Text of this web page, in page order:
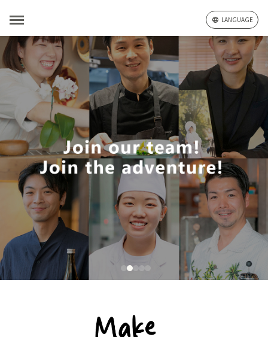
LANGUAGE
ALOHA TABLE
詳しくはこちら
BALCON TOKYO 東京・六本木
バー＆ラウンジを抜けると開放的なバルコニーが広がり、ダ
イニングは柔らかな光に包まれたミュージアムのような空
いい乃じ 東京・日本橋
店自慢の黒毛和牛のすき焼きは、濃厚なうまみととろける食
感が特徴。
他にも季節の素材を生かした惣菜やおつまみなど、旨い食材
ギンザ舌呑 東京・銀座
東銀座の裏道、串揚げと日本酒を楽しめる和バルダイニン
グ。5フロアからなる当店では個室、半個室、ダイニングテ
ーブル、スタンディングバーと多彩な空間を用意。
詳しくはこちら
CHUTNEY Asian Ethnic Kitchen
神奈川・横浜
タイやベトナム、マレーシアなど幅広いアジアの食を多彩に
ラインナップ。アジア各国を旅しているような気分で本格エ
HEAVENLY Island Lifestyle
東京・代官山
ハワイ・ワイキキに本店を構える『HEAVENLY Island
Lifestyle』。ヘルシーでパワフルな朝食に、ディナータイム
数々をお楽しみください。
六七東京・六本木
六本木7丁目の裏路地に佇む築古マンションの3階。店内はゆ
ったりと寛げるカウンターとラウンジ、屋上にも客席を設け
ローアングルな六本木の夜景をお楽しみ頂けます。
ガーデンレストラン徳川園愛知・名古屋
尾張徳川家ゆかりの庭を一望できるロケーション。
フレンチの技法と和の伝統が融和したコースでは地元の野
菜、近海の魚介、愛知・岐阜のお肉など、厳選した地産の素
ARK HILLS SOUTH TOWER／
ルーフトップ･ラウンジ･ビアガーデン
東京・六本木
六本木一丁目「アークヒルズサウスタワー」のラグジュアリ
Wedding
Catering Concierge